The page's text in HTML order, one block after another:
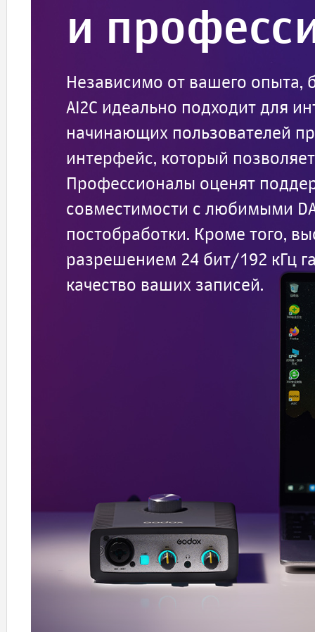
и
Независимо от вашего опыта,
AI2C идеально подходит для
начинающих пользователей
интерфейс, который
Профессионалы оценят
совместимости с любимыми
постобработки. Кроме того,
разрешением 24 бит/192 кГц
качество ваших записей.